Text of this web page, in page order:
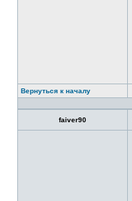
Вернуться к началу
faiver90